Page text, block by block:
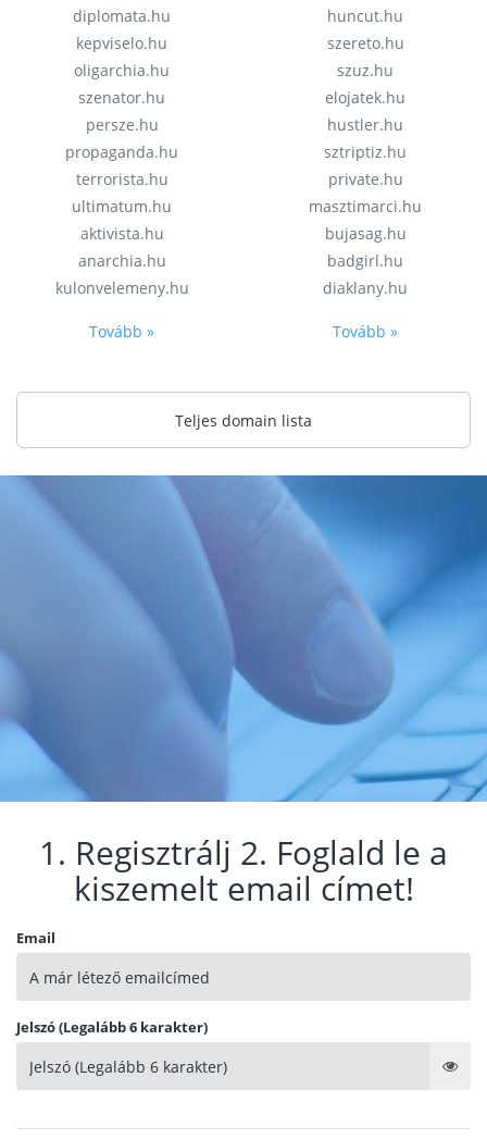
diplomata.hu
kepviselo.hu
oligarchia.hu
szenator.hu
persze.hu
propaganda.hu
terrorista.hu
ultimatum.hu
aktivista.hu
anarchia.hu
kulonvelemeny.hu
Tovább »
huncut.hu
szereto.hu
szuz.hu
elojatek.hu
hustler.hu
sztriptiz.hu
private.hu
masztimarci.hu
bujasag.hu
badgirl.hu
diaklany.hu
Tovább »
Teljes domain lista
1. Regisztrálj 2. Foglald le a
kiszemelt email címet!
Email
Jelszó (Legalább 6 karakter)